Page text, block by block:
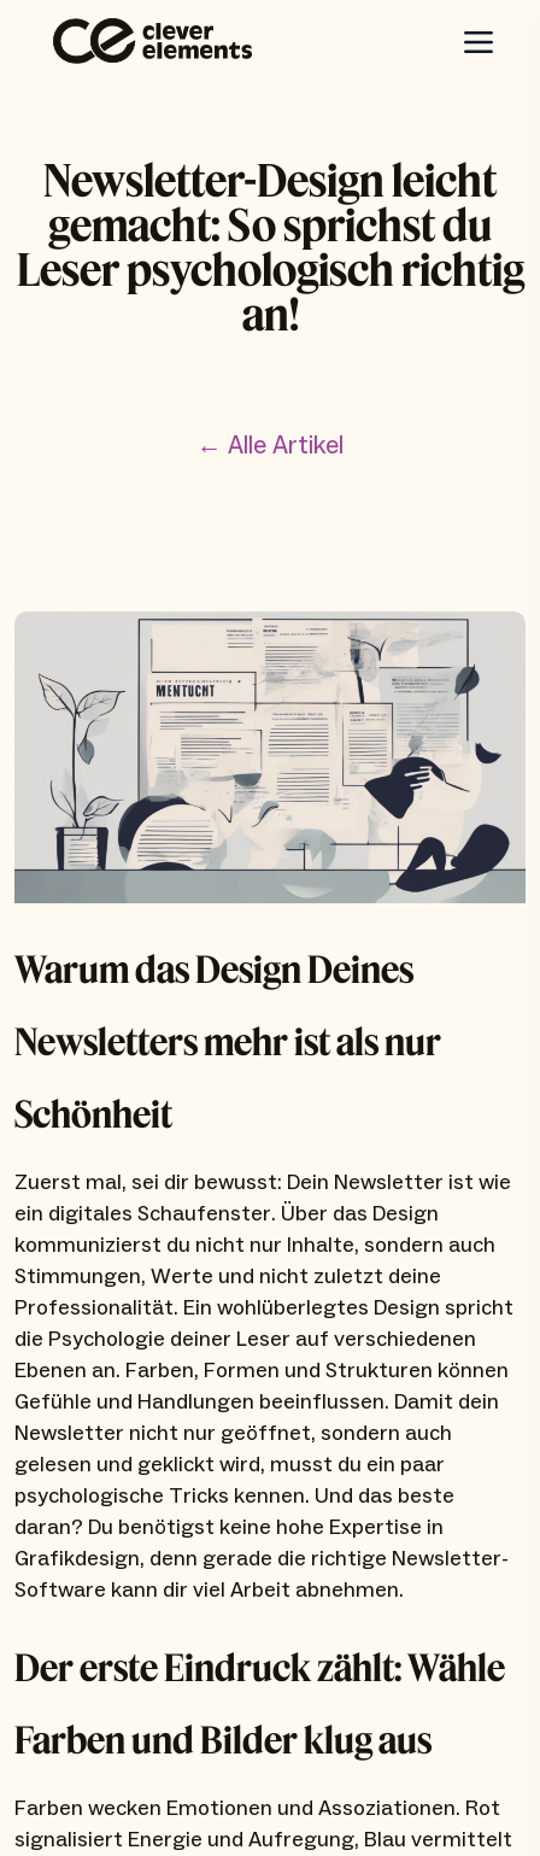
Newsletter-Design leicht
gemacht: So sprichst du
Leser psychologisch richtig
an!
← Alle Artikel
Warum das Design Deines
Newsletters mehr ist als nur
Schönheit
Zuerst mal, sei dir bewusst: Dein Newsletter ist wie
ein digitales Schaufenster. Über das Design
kommunizierst du nicht nur Inhalte, sondern auch
Stimmungen, Werte und nicht zuletzt deine
Professionalität. Ein wohlüberlegtes Design spricht
die Psychologie deiner Leser auf verschiedenen
Ebenen an. Farben, Formen und Strukturen können
Gefühle und Handlungen beeinflussen. Damit dein
Newsletter nicht nur geöffnet, sondern auch
gelesen und geklickt wird, musst du ein paar
psychologische Tricks kennen. Und das beste
daran? Du benötigst keine hohe Expertise in
Grafikdesign, denn gerade die richtige Newsletter-
Software kann dir viel Arbeit abnehmen.
Der erste Eindruck zählt: Wähle
Farben und Bilder klug aus
Farben wecken Emotionen und Assoziationen. Rot
signalisiert Energie und Aufregung, Blau vermittelt